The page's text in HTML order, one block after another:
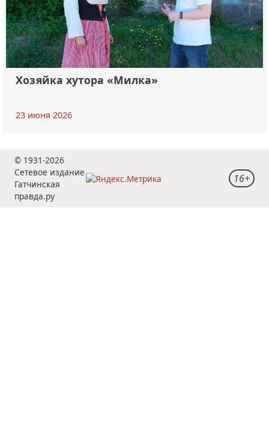
Хозяйка хутора «Милка»
23 июня 2026
© 1931-2026
Сетевое издание
Гатчинская
правда.ру
16+